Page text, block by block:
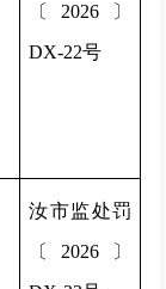
〔2026〕
DX-22号
汝市监处罚
〔2026〕